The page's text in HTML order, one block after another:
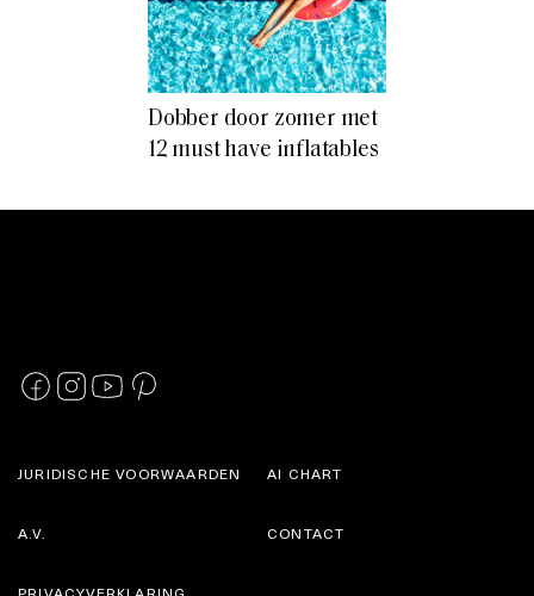
Dobber door zomer met
12 must have inflatables
JURIDISCHE VOORWAARDEN
A.V.
AI CHART
CONTACT